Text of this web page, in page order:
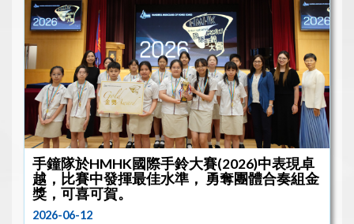
手鐘隊於HMHK國際手鈴大賽(2026)中表現卓
越，比賽中發揮最佳水準， 勇奪團體合奏組金
獎，可喜可賀。
2026-06-12